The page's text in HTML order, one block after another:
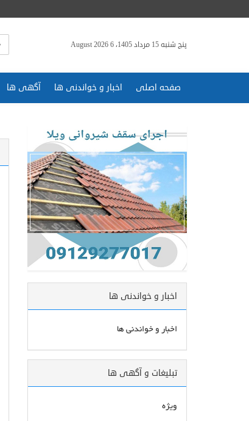
پنج شنبه 15 مرداد 1405، 6 August 2026
صفحه اصلی اخبار و خواندنی ها آگهی ها
اخبار و خواندنی ها
اخبار و خواندنی ها
تبلیغات و آگهی ها
ویژه